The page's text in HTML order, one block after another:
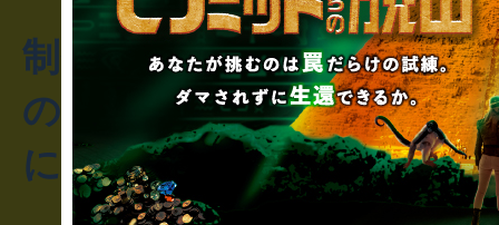
制作のご相談・コラボレ
のお客様からのご質問や
にお問い合わせください